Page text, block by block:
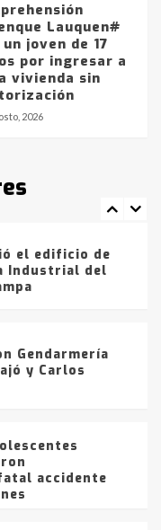
Lauquen#
un joven de 17
por ingresar a
vivienda sin
2026
de Bahía
Agosto vendrá
en gran parte
drogas en la
el edificio de
Industrial del
Gendarmería
y Carlos
accidente